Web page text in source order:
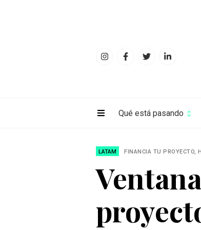
Qué está pasando
LATAM FINANCIA TU PROYECTO,